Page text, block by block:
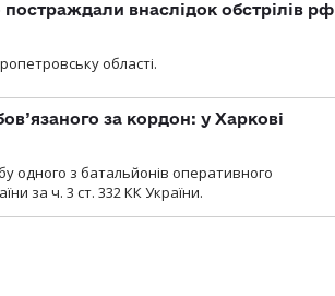
внаслідок обстрілів рф
області.
за кордон: у Харкові
одного з батальйонів оперативного
за ч. 3 ст. 332 КК України.